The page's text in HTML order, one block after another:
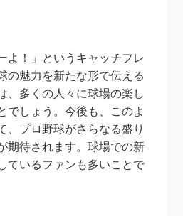
よ！」というキャッチフレ
の魅力を新たな形で伝える
、多くの人々に球場の楽し
でしょう。今後も、このよ
、プロ野球がさらなる盛り
期待されます。球場での新
ているファンも多いことで